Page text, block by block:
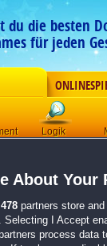
du die besten
für jeden
Logik
Der Download
Coconut Queen
Größe 110.2 MB
Einen Moment
About Your
478 partners store
Selecting I Accept
process data